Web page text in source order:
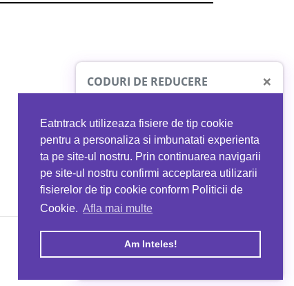
Eatntrack utilizeaza fisiere de tip cookie
pentru a personaliza si imbunatati experienta
ta pe site-ul nostru. Prin continuarea navigarii
pe site-ul nostru confirmi acceptarea utilizarii
fisierelor de tip cookie conform Politicii de
Cookie. Afla mai multe
Am Inteles!
CODURI DE REDUCERE ×
comandă
MYPROTEIN
Ai40%reducere la orice comandă
folosind codul EATTRACK